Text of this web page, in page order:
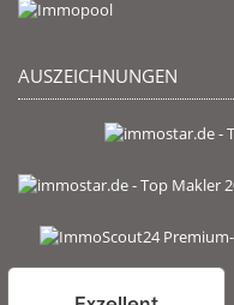
AUSZEICHNUNGEN